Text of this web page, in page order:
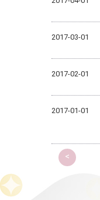
2017-03-01
2017-02-01
2017-01-01
<